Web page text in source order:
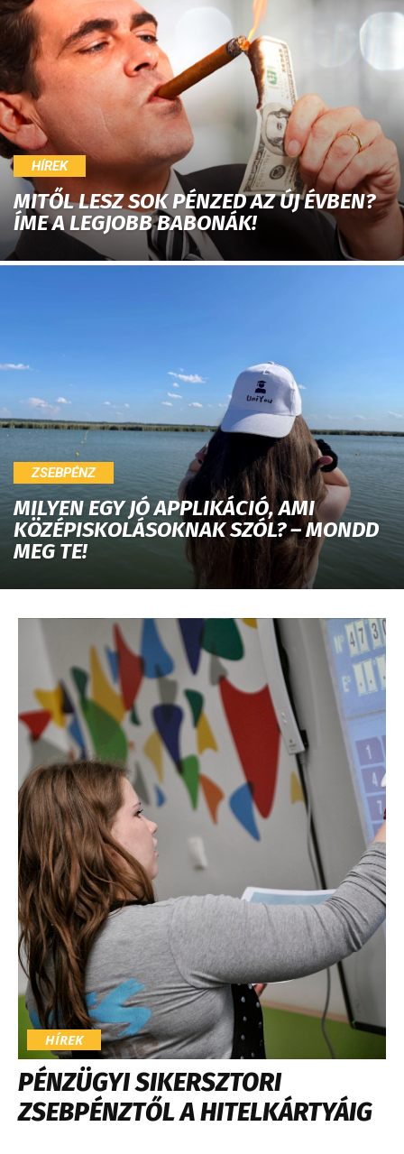
HÍREK
MITŐL LESZ SOK PÉNZED AZ ÚJ ÉVBEN?
ÍME A LEGJOBB BABONÁK!
ZSEBPÉNZ
MILYEN EGY JÓ APPLIKÁCIÓ, AMI
KÖZÉPISKOLÁSOKNAK SZÓL? – MONDD
MEG TE!
HÍREK
PÉNZÜGYI SIKERSZTORI
ZSEBPÉNZTŐL A HITELKÁRTYÁIG